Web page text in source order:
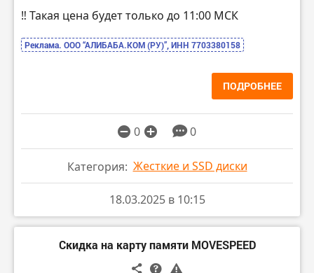
‼️ Такая цена будет только до 11:00 МСК
Реклама. ООО “АЛИБАБА.КОМ (РУ)”, ИНН 7703380158
ПОДРОБНЕЕ
0 0
Категория: Жесткие и SSD диски
18.03.2025 в 10:15
Скидка на карту памяти MOVESPEED